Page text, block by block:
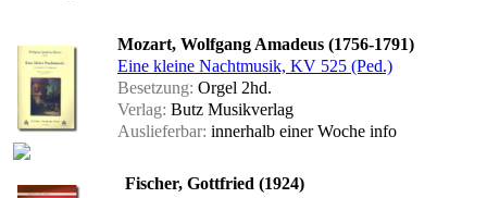
Mozart, Wolfgang Amadeus (1756-1791)
Eine kleine Nachtmusik, KV 525 (Ped.)
Besetzung: Orgel 2hd.
Verlag: Butz Musikverlag
Auslieferbar: innerhalb einer Woche info
Fischer, Gottfried (1924)